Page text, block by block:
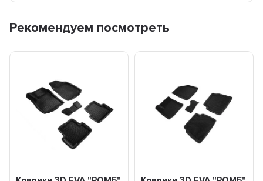
Рекомендуем посмотреть